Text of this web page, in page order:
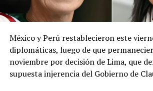
información oficial sobre las
meteorológicas.
Las autoridades reiteraron el llamado
canales oficiales del MARN y adoptar
prevención necesarias para reducir los
fenómeno atmosférico, especialmente
México y Perú restablecieron este
diplomáticas, luego de que
noviembre por decisión de Lima, que
supuesta injerencia del Gobierno de